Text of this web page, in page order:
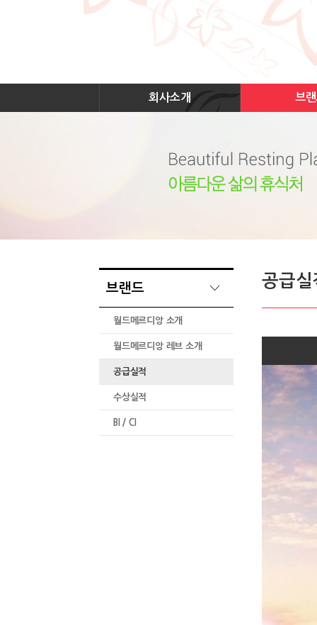
회사소개 브
브랜드
월드메르디앙 소개
월드메르디앙 레브 소개
공급실적
수상실적
BI / CI
공급실